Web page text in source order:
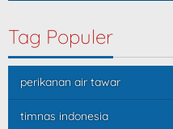
Tag Populer
perikanan air tawar
timnas indonesia